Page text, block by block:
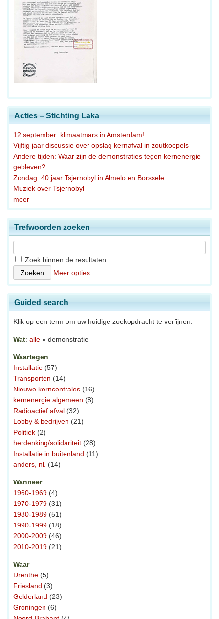
Acties – Stichting Laka
12 september: klimaatmars in Amsterdam!
Vijftig jaar discussie over opslag kernafval in zoutkoepels
Andere tijden: Waar zijn de demonstraties tegen kernenergie
gebleven?
Zondag: 40 jaar Tsjernobyl in Almelo en Borssele
Muziek over Tsjernobyl
meer
Trefwoorden zoeken
Zoek binnen de resultaten
Meer opties
Guided search
Klik op een term om uw huidige zoekopdracht te verfijnen.
Wat: alle » demonstratie
Waartegen
Installatie (57)
Transporten (14)
Nieuwe kerncentrales (16)
kernenergie algemeen (8)
Radioactief afval (32)
Lobby & bedrijven (21)
Politiek (2)
herdenking/solidariteit (28)
Installatie in buitenland (11)
anders, nl. (14)
Wanneer
1960-1969 (4)
1970-1979 (31)
1980-1989 (51)
1990-1999 (18)
2000-2009 (46)
2010-2019 (21)
Waar
Drenthe (5)
Friesland (3)
Gelderland (23)
Groningen (6)